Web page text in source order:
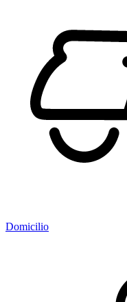
Domicilio